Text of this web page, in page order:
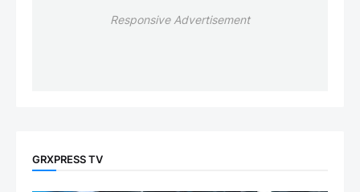
Responsive Advertisement
GRXPRESS TV